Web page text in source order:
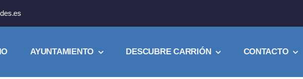
AYUNTAMIENTO DESCUBRE CARRIÓN CONTACTO